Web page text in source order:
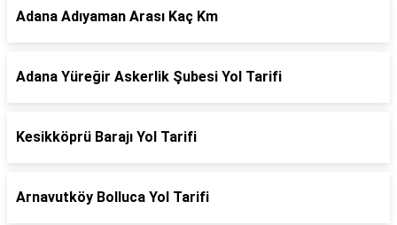
Adana Adıyaman Arası Kaç Km
Adana Yüreğir Askerlik Şubesi Yol Tarifi
Kesikköprü Barajı Yol Tarifi
Arnavutköy Bolluca Yol Tarifi